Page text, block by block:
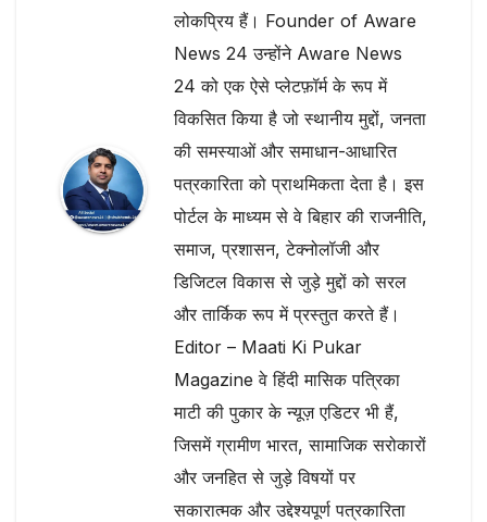
लोकप्रिय हैं। Founder of Aware
News 24 उन्होंने Aware News
24 को एक ऐसे प्लेटफ़ॉर्म के रूप में
विकसित किया है जो स्थानीय मुद्दों, जनता
की समस्याओं और समाधान-आधारित
पत्रकारिता को प्राथमिकता देता है। इस
पोर्टल के माध्यम से वे बिहार की राजनीति,
समाज, प्रशासन, टेक्नोलॉजी और
डिजिटल विकास से जुड़े मुद्दों को सरल
और तार्किक रूप में प्रस्तुत करते हैं।
Editor – Maati Ki Pukar
Magazine वे हिंदी मासिक पत्रिका
माटी की पुकार के न्यूज़ एडिटर भी हैं,
जिसमें ग्रामीण भारत, सामाजिक सरोकारों
और जनहित से जुड़े विषयों पर
सकारात्मक और उद्देश्यपूर्ण पत्रकारिता